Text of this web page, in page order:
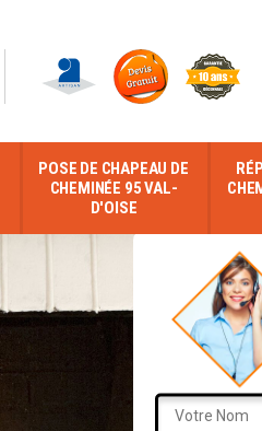
POSE DE CHAPEAU DE
CHEMINÉE 95 VAL-
D'OISE